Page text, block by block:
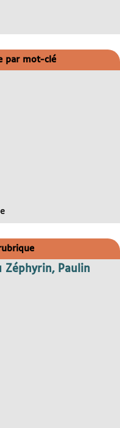
par mot-clé
Zéphyrin, Paulin